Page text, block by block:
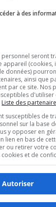
4‑3 face à
à
à des
seront
appareil (cookies,
données)
ainsi que
par ce site. Nos
Liste des
susceptibles de
sur la base
y opposer en
lien en bas de
ou retirer votre
et de
Autoriser